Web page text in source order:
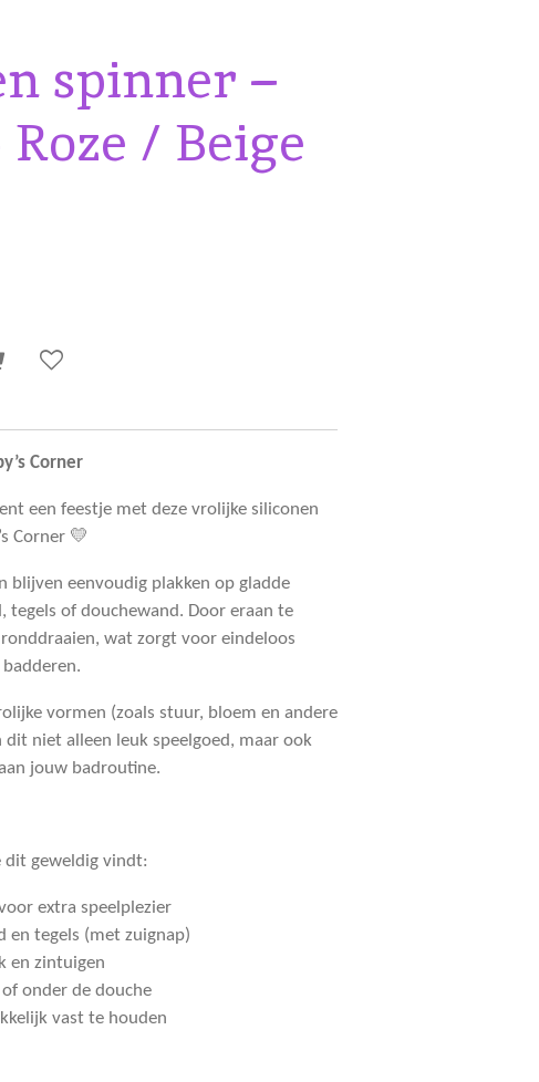
spinner –
/ Beige
Corner
een feestje met deze vrolijke siliconen
Corner 💛
blijven eenvoudig plakken op gladde
tegels of douchewand. Door eraan te
wat zorgt voor eindeloos
vormen (zoals stuur, bloem en andere
dit niet alleen leuk speelgoed, maar ook
jouw badroutine.
dit geweldig vindt:
extra speelplezier
en tegels (met zuignap)
en zintuigen
onder de douche
vast te houden